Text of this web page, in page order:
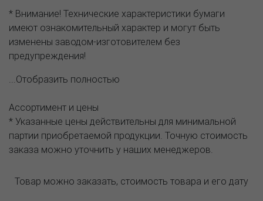
* Внимание! Технические характеристики бумаги
имеют ознакомительный характер и могут быть
изменены заводом-изготовителем без
предупреждения!
...Отобразить полностью
Ассортимент и цены
* Указанные цены действительны для минимальной
партии приобретаемой продукции. Точную стоимость
заказа можно уточнить у наших менеджеров.
Товар можно заказать, стоимость товара и его дату